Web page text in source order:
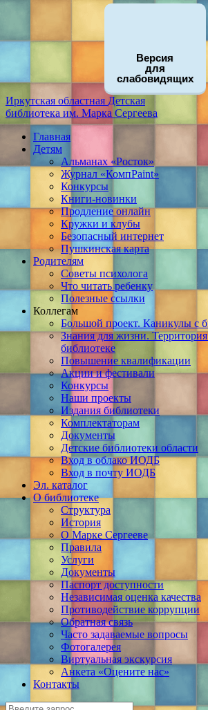
Версия
для
слабовидящих
Иркутская областная Детская
библиотека им. Марка Сергеева
Главная
Детям
Альманах «Росток»
Журнал «КомпPaint»
Конкурсы
Книги-новинки
Продление онлайн
Кружки и клубы
Безопасный интернет
Пушкинская карта
Родителям
Советы психолога
Что читать ребенку
Полезные ссылки
Коллегам
Большой проект. Каникулы с
Знания для жизни. Территория
библиотеке
Повышение квалификации
Акции и фестивали
Конкурсы
Наши проекты
Издания библиотеки
Комплектаторам
Документы
Детские библиотеки области
Вход в облако ИОДБ
Вход в почту ИОДБ
Эл. каталог
О библиотеке
Структура
История
О Марке Сергееве
Правила
Услуги
Документы
Паспорт доступности
Независимая оценка качества
Противодействие коррупции
Обратная связь
Часто задаваемые вопросы
Фотогалерея
Виртуальная экскурсия
Анкета «Оцените нас»
Контакты